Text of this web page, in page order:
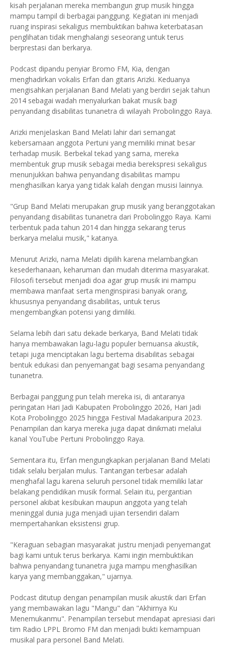
kisah perjalanan mereka membangun grup musik hingga
mampu tampil di berbagai panggung. Kegiatan ini menjadi
ruang inspirasi sekaligus membuktikan bahwa keterbatasan
penglihatan tidak menghalangi seseorang untuk terus
berprestasi dan berkarya.
Podcast dipandu penyiar Bromo FM, Kia, dengan
menghadirkan vokalis Erfan dan gitaris Arizki. Keduanya
mengisahkan perjalanan Band Melati yang berdiri sejak tahun
2014 sebagai wadah menyalurkan bakat musik bagi
penyandang disabilitas tunanetra di wilayah Probolinggo Raya.
Arizki menjelaskan Band Melati lahir dari semangat
kebersamaan anggota Pertuni yang memiliki minat besar
terhadap musik. Berbekal tekad yang sama, mereka
membentuk grup musik sebagai media berekspresi sekaligus
menunjukkan bahwa penyandang disabilitas mampu
menghasilkan karya yang tidak kalah dengan musisi lainnya.
"Grup Band Melati merupakan grup musik yang beranggotakan
penyandang disabilitas tunanetra dari Probolinggo Raya. Kami
terbentuk pada tahun 2014 dan hingga sekarang terus
berkarya melalui musik," katanya.
Menurut Arizki, nama Melati dipilih karena melambangkan
kesederhanaan, keharuman dan mudah diterima masyarakat.
Filosofi tersebut menjadi doa agar grup musik ini mampu
membawa manfaat serta menginspirasi banyak orang,
khususnya penyandang disabilitas, untuk terus
mengembangkan potensi yang dimiliki.
Selama lebih dari satu dekade berkarya, Band Melati tidak
hanya membawakan lagu-lagu populer bernuansa akustik,
tetapi juga menciptakan lagu bertema disabilitas sebagai
bentuk edukasi dan penyemangat bagi sesama penyandang
tunanetra.
Berbagai panggung pun telah mereka isi, di antaranya
peringatan Hari Jadi Kabupaten Probolinggo 2026, Hari Jadi
Kota Probolinggo 2025 hingga Festival Madakaripura 2023.
Penampilan dan karya mereka juga dapat dinikmati melalui
kanal YouTube Pertuni Probolinggo Raya.
Sementara itu, Erfan mengungkapkan perjalanan Band Melati
tidak selalu berjalan mulus. Tantangan terbesar adalah
menghafal lagu karena seluruh personel tidak memiliki latar
belakang pendidikan musik formal. Selain itu, pergantian
personel akibat kesibukan maupun anggota yang telah
meninggal dunia juga menjadi ujian tersendiri dalam
mempertahankan eksistensi grup.
"Keraguan sebagian masyarakat justru menjadi penyemangat
bagi kami untuk terus berkarya. Kami ingin membuktikan
bahwa penyandang tunanetra juga mampu menghasilkan
karya yang membanggakan," ujarnya.
Podcast ditutup dengan penampilan musik akustik dari Erfan
yang membawakan lagu "Mangu" dan "Akhirnya Ku
Menemukanmu". Penampilan tersebut mendapat apresiasi dari
tim Radio LPPL Bromo FM dan menjadi bukti kemampuan
musikal para personel Band Melati.